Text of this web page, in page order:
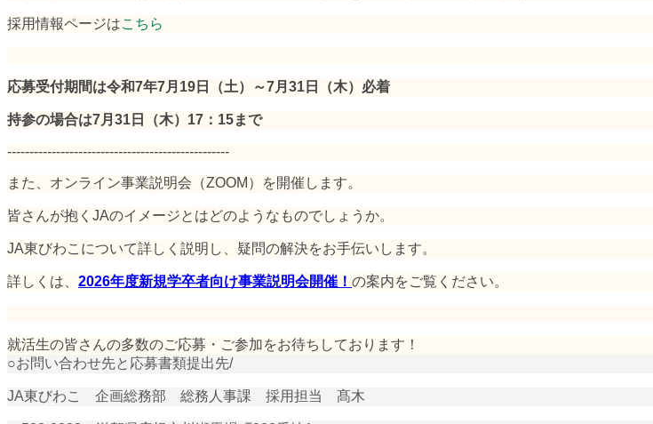
採用情報ページはこちら
応募受付期間は令和7年7月19日（土）～7月31日（木）必着
持参の場合は7月31日（木）17：15まで
--------------------------------------------------
また、オンライン事業説明会（ZOOM）を開催します。
皆さんが抱くJAのイメージとはどのようなものでしょうか。
JA東びわこについて詳しく説明し、疑問の解決をお手伝いします。
詳しくは、 2026年度新規学卒者向け事業説明会開催！ の案内をご覧ください。
就活生の皆さんの多数のご応募・ご参加をお待ちしております！
○お問い合わせ先と応募書類提出先/
JA東びわこ 企画総務部 総務人事課 採用担当 髙木